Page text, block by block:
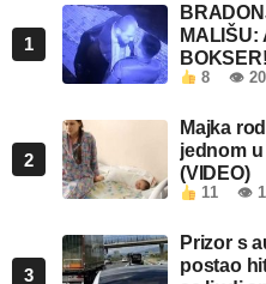
1
MALIŠU:
8 👁
2
Majka
jednom
(VIDEO)
11 👁
3
Prizor s
postao